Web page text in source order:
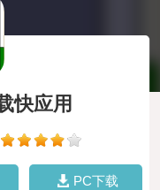
快应用
PC下载